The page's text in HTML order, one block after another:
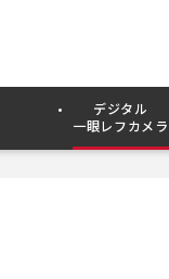
デジタル
一眼レフカメラ